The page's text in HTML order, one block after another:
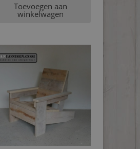
Toevoegen aan
winkelwagen